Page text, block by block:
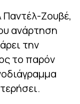
Ζουβέ,
ανάρτηση
την
το παρόν